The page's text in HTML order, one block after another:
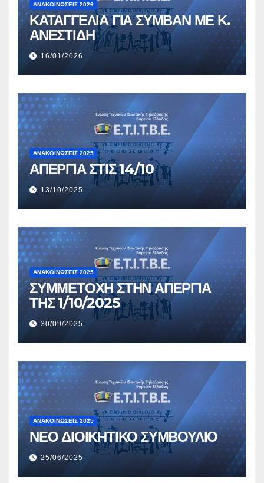
ΑΝΑΚΟΙΝΏΣΕΙΣ 2026
ΚΑΤΑΓΓΕΛΙΑ ΓΙΑ ΣΥΜΒΑΝ ΜΕ Κ.
ΑΝΕΣΤΙΔΗ
16/01/2026
ΑΝΑΚΟΙΝΏΣΕΙΣ 2025
ΑΠΕΡΓΙΑ ΣΤΙΣ 14/10
13/10/2025
ΑΝΑΚΟΙΝΏΣΕΙΣ 2025
ΣΥΜΜΕΤΟΧΗ ΣΤΗΝ ΑΠΕΡΓΙΑ
ΤΗΣ 1/10/2025
30/09/2025
ΑΝΑΚΟΙΝΏΣΕΙΣ 2025
ΝΕΟ ΔΙΟΙΚΗΤΙΚΟ ΣΥΜΒΟΥΛΙΟ
25/06/2025